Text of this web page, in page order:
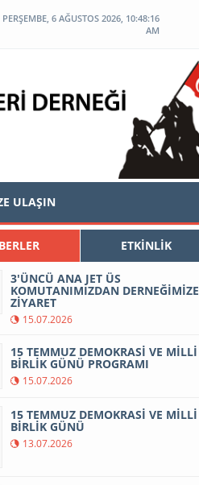
PERŞEMBE, 6 AĞUSTOS 2026, 10:48:17
AM
ULAŞIN
ETKİNLİK
3'ÜNCÜ ANA JET ÜS
KOMUTANIMIZDAN DERNEĞİMİZE
ZİYARET
15.07.2026
15 TEMMUZ DEMOKRASİ VE MİLLİ
BİRLİK GÜNÜ PROGRAMI
15.07.2026
15 TEMMUZ DEMOKRASİ VE MİLLİ
BİRLİK GÜNÜ
13.07.2026